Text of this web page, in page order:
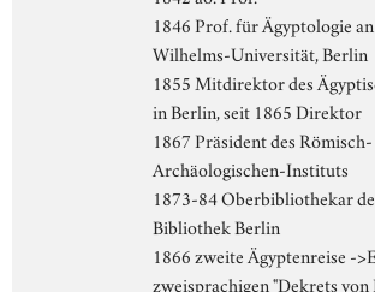
1846 Prof. für Ägyptologie
Wilhelms-Universität, Berlin
1855 Mitdirektor des
in Berlin, seit 1865 Direktor
1867 Präsident des Römisch-
Archäologischen-Instituts
1873-84 Oberbibliothekar
Bibliothek Berlin
1866 zweite Ägyptenreise -
zweisprachigen "Dekrets von